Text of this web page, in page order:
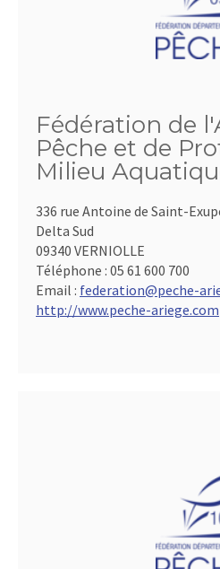
Fédération de
Pêche et de
Milieu
336 rue Antoine de Saint-
Delta Sud
09340 VERNIOLLE
Téléphone : 05 61 600 700
Email : federation@peche-
http://www.peche-ariege.com